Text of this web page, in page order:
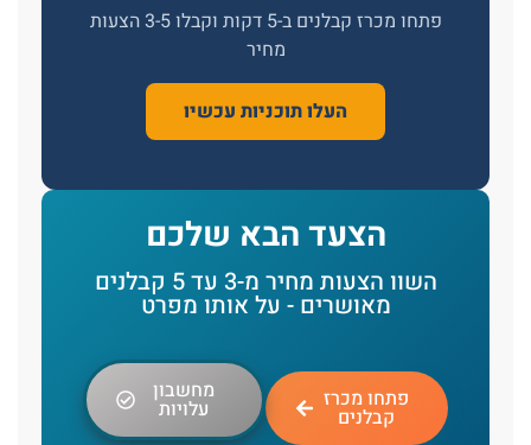
פתחו מכרז קבלנים ב-5 דקות וקבלו 3-5 הצעות
מחיר
העלו תוכניות עכשיו
הצעד הבא שלכם
השוו הצעות מחיר מ-3 עד 5 קבלנים
מאושרים - על אותו מפרט
פתחו מכרז
קבלנים
מחשבון
עלויות